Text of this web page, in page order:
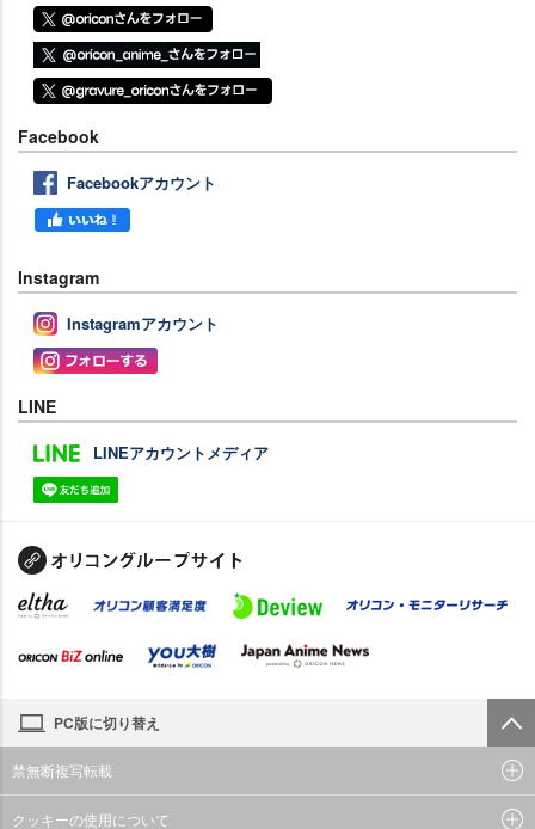
Facebook
Facebookアカウント
Instagram
Instagramアカウント
LINE
LINEアカウントメディア
PC版に切り替え
禁無断複写転載
クッキーの使用について